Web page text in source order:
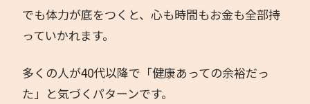
でも体力が底をつくと、心も時間もお金も全部持
っていかれます。
多くの人が40代以降で「健康あっての余裕だっ
た」と気づくパターンです。